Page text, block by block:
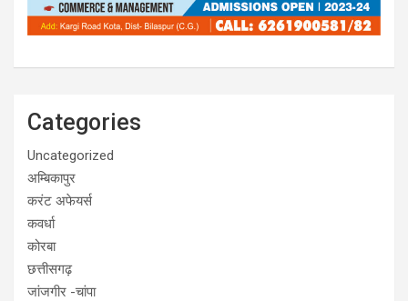
Categories
Uncategorized
अम्बिकापुर
करंट अफेयर्स
कवर्धा
कोरबा
छत्तीसगढ़
जांजगीर -चांपा